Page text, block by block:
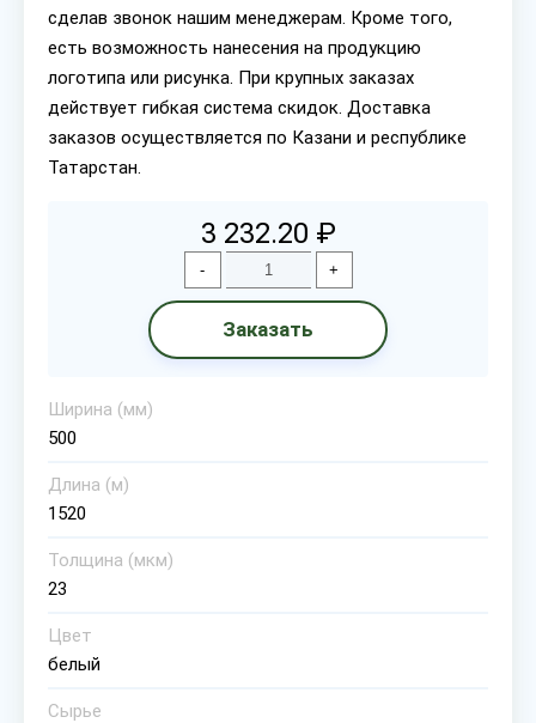
сделав звонок нашим менеджерам. Кроме того,
есть возможность нанесения на продукцию
логотипа или рисунка. При крупных заказах
действует гибкая система скидок. Доставка
заказов осуществляется по Казани и республике
Татарстан.
3 232.20 ₽
- +
Заказать
Ширина (мм)
500
Длина (м)
1520
Толщина (мкм)
23
Цвет
белый
Сырье